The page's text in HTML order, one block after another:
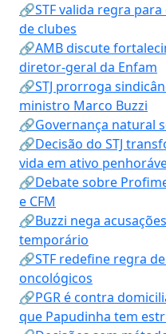
🔗STF valida regra
de clubes
🔗AMB discute
diretor-geral da Enfam
🔗STJ prorroga
ministro Marco Buzzi
🔗Governança natural
🔗Decisão do STJ
vida em ativo
🔗Debate sobre
e CFM
🔗Buzzi nega
temporário
🔗STF redefine regra
oncológicos
🔗PGR é contra
que Papudinha tem